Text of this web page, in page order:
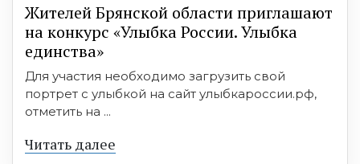
Жителей Брянской области приглашают
на конкурс «Улыбка России. Улыбка
единства»
Для участия необходимо загрузить свой
портрет с улыбкой на сайт улыбкароссии.рф,
отметить на ...
Читать далее